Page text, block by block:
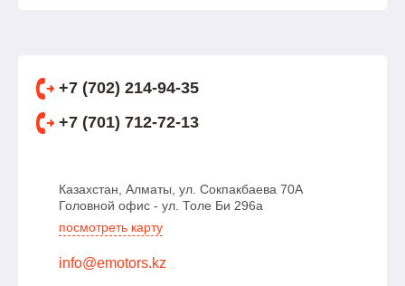
+7 (702) 214-94-35
+7 (701) 712-72-13
Казахстан, Алматы, ул. Сокпакбаева 70А
Головной офис - ул. Толе Би 296а
посмотреть карту
info@emotors.kz